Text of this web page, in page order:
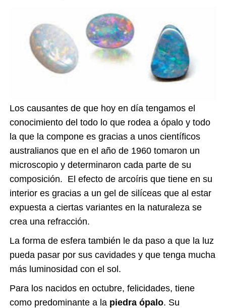
Los causantes de que hoy en día tengamos el
conocimiento del todo lo que rodea a ópalo y todo
la que la compone es gracias a unos científicos
australianos que en el año de 1960 tomaron un
microscopio y determinaron cada parte de su
composición. El efecto de arcoíris que tiene en su
interior es gracias a un gel de silíceas que al estar
expuesta a ciertas variantes en la naturaleza se
crea una refracción.
La forma de esfera también le da paso a que la luz
pueda pasar por sus cavidades y que tenga mucha
más luminosidad con el sol.
Para los nacidos en octubre, felicidades, tiene
como predominante a la piedra ópalo. Su